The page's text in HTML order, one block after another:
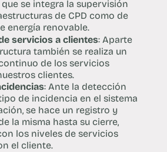
que se integra la supervisión
de CPD como de
energía renovable.
servicios a clientes: Aparte
también se realiza un
de los servicios
clientes.
: Ante la detección
de incidencia en el sistema
se hace un registro y
la misma hasta su cierre,
los niveles de servicios
el cliente.